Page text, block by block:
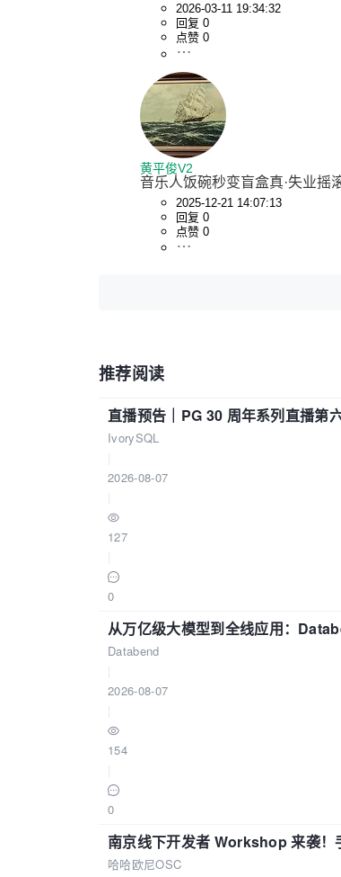
2026-03-11 19:34:32
回复 0
点赞 0
黄平俊V2
音乐人饭碗秒变盲盒真·失业摇
2025-12-21 14:07:13
回复 0
点赞 0
推荐阅读
直播预告｜PG 30 周年系列直播第
IvorySQL
2026-08-07
127
0
从万亿级大模型到全线应用：
Databend
2026-08-07
154
0
南京线下开发者 Workshop 来袭
哈哈欧尼OSC